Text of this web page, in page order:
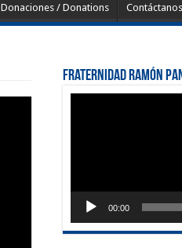
Donaciones / Donations Contáctanos
Fraternidad Ramón
00:00